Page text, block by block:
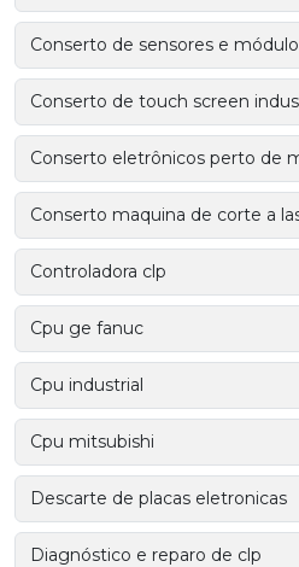
Conserto de sensores e
Conserto de touch screen
Conserto eletrônicos perto de
Conserto maquina de corte a
Controladora clp
Cpu ge fanuc
Cpu industrial
Cpu mitsubishi
Descarte de placas eletronicas
Diagnóstico e reparo de clp